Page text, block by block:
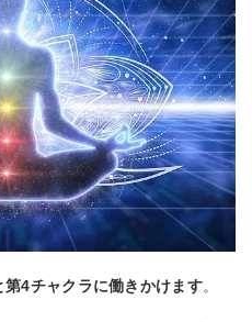
第4チャクラに働きかけます。